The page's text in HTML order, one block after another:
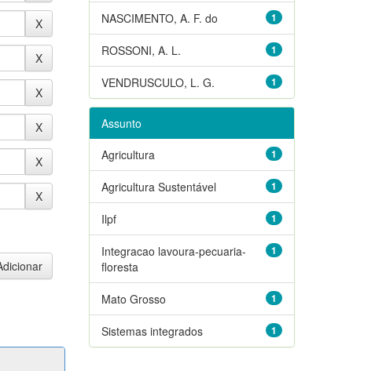
1
NASCIMENTO, A. F. do
1
ROSSONI, A. L.
1
VENDRUSCULO, L. G.
Assunto
1
Agricultura
1
Agricultura Sustentável
1
Ilpf
1
Integracao lavoura-pecuaria-
floresta
1
Mato Grosso
1
Sistemas integrados